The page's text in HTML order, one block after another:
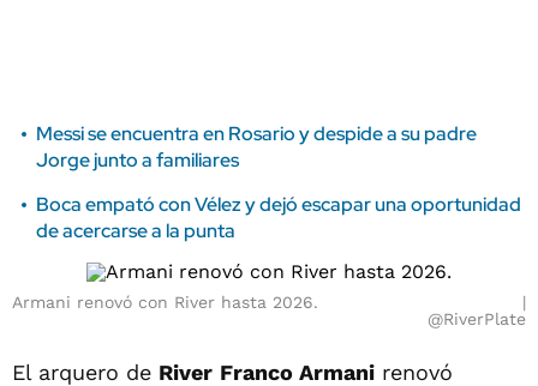
Messi se encuentra en Rosario y despide a su padre
Jorge junto a familiares
Boca empató con Vélez y dejó escapar una oportunidad
de acercarse a la punta
Armani renovó con River hasta 2026.
@RiverPlate
El arquero de River Franco Armani renovó